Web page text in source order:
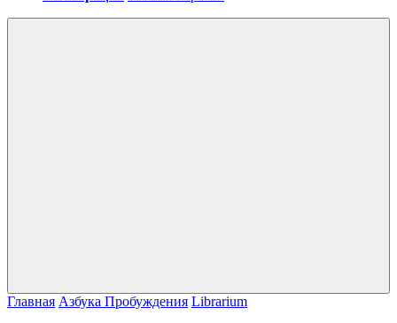
Главная Азбука Пробуждения Librarium